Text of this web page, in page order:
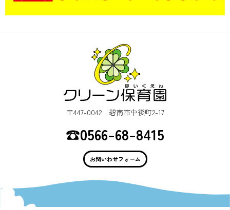
〒447-0042 碧南市中後町2-17
☎︎0566-68-8415
お問いわせフォーム